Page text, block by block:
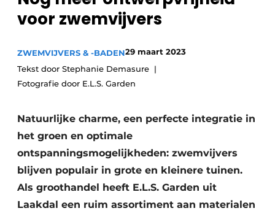
Privacy / Cookie statement
Vacature aanmelden
Video’s
voor zwemvijvers
ZWEMVIJVERS & -BADEN29 maart 2023
Tekst door Stephanie Demasure
Fotografie door E.L.S. Garden
Natuurlijke charme, een perfecte integratie in
het groen en optimale
ontspanningsmogelijkheden: zwemvijvers
blijven populair in grote en kleinere tuinen.
Als groothandel heeft E.L.S. Garden uit
Laakdal een ruim assortiment aan materialen